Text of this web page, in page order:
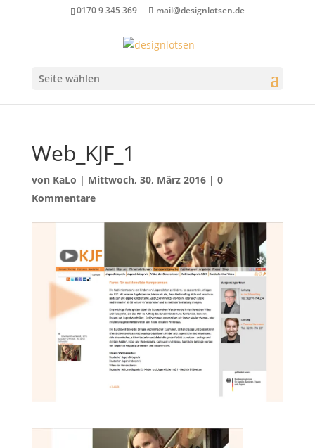
0170 9 345 369 mail@designlotsen.de
Seite wählen
Web_KJF_1
von KaLo | Mittwoch, 30, März 2016| 0
Kommentare